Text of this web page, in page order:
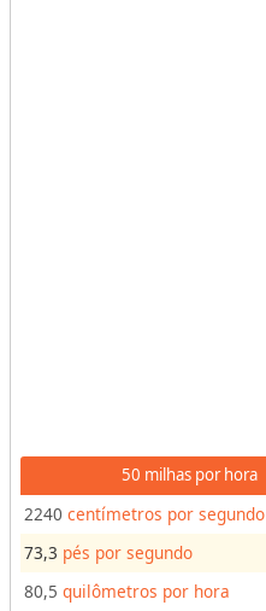
r
r
c
e
50 milhas por hora
2240 centímetros por segundo
73,3 pés por segundo
80,5 quilômetros por hora